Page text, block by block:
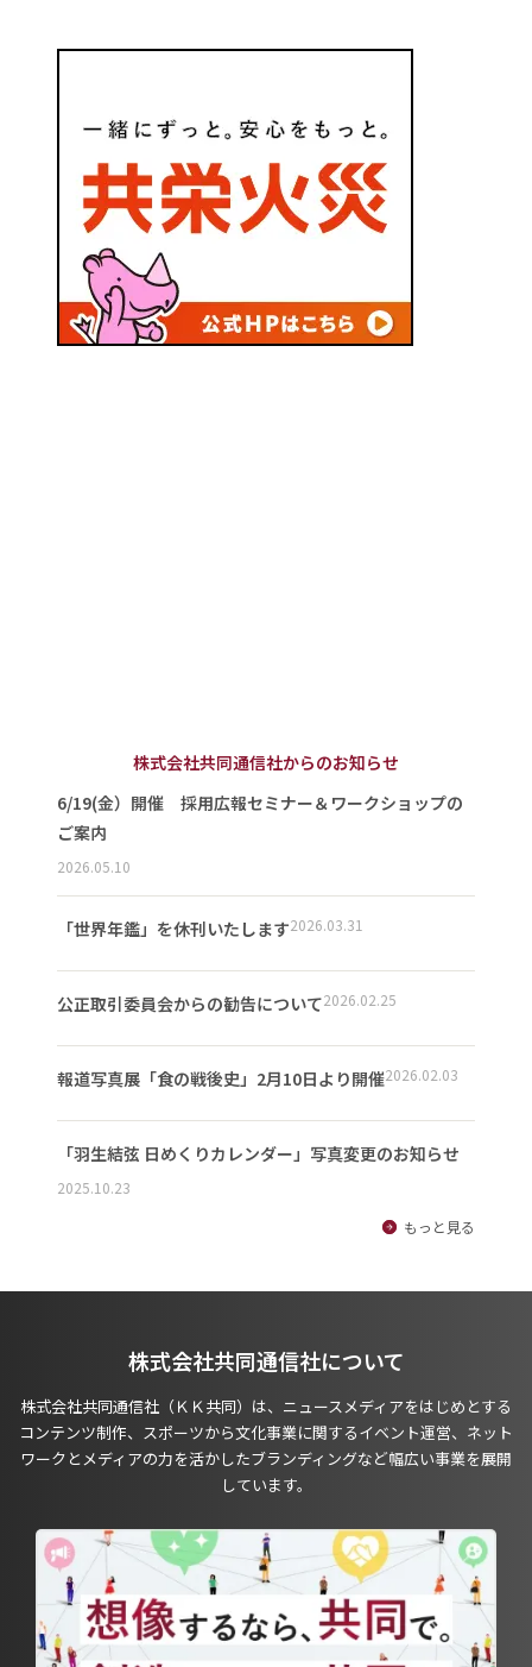
株式会社共同通信社からのお知らせ
6/19(金）開催 採用広報セミナー＆ワークショップの
ご案内
2026.05.10
「世界年鑑」を休刊いたします2026.03.31
公正取引委員会からの勧告について2026.02.25
報道写真展「食の戦後史」2月10日より開催2026.02.03
「羽生結弦 日めくりカレンダー」写真変更のお知らせ
2025.10.23
もっと見る
株式会社共同通信社について
株式会社共同通信社（ＫＫ共同）は、ニュースメディアをはじめとする
コンテンツ制作、スポーツから文化事業に関するイベント運営、ネット
ワークとメディアの力を活かしたブランディングなど幅広い事業を展開
しています。